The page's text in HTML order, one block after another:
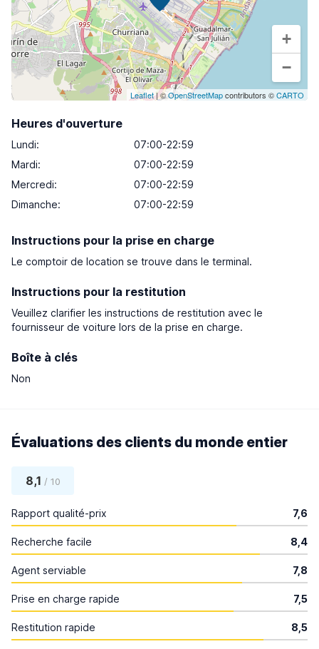
+
−
Leaflet| ©OpenStreetMapcontributors ©CARTO
Heures d'ouverture
Lundi:
07:00-22:59
Mardi:
07:00-22:59
Mercredi:
07:00-22:59
Dimanche: 07:00-22:59
Instructions pour la prise en charge
Le comptoir de location se trouve dans le terminal.
Instructions pour la restitution
Veuillez clarifier les instructions de restitution avec le
fournisseur de voiture lors de la prise en charge.
Boîte à clés
Non
Évaluations des clients du monde entier
8,1 / 10
Rapport qualité-prix 7,6
Recherche facile 8,4
Agent serviable 7,8
Prise en charge rapide 7,5
Restitution rapide 8,5